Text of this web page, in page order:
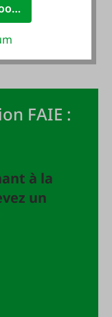
FAIE :
à la
un